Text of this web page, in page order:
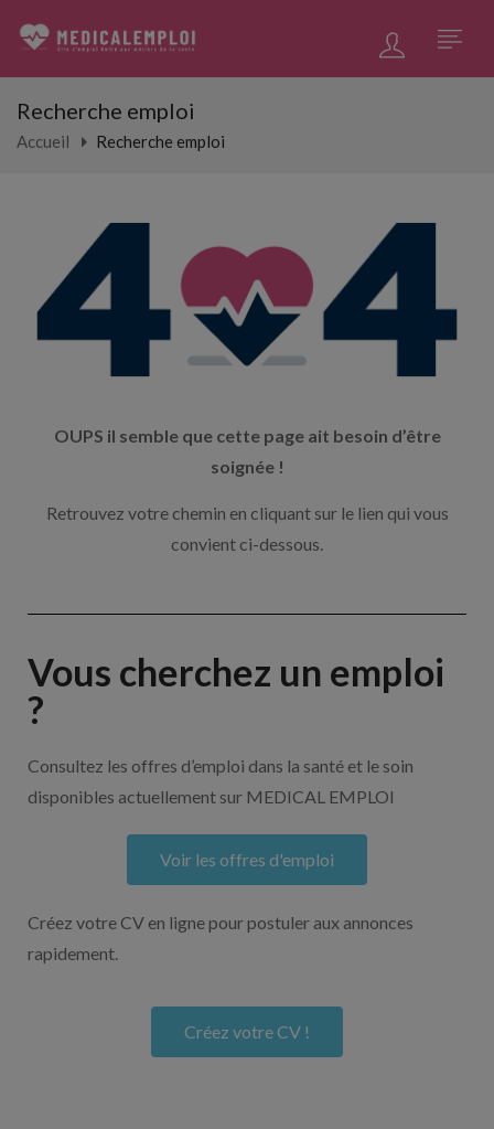
Recherche emploi
Accueil Recherche emploi
OUPS il semble que cette page ait besoin d’être
soignée !
Retrouvez votre chemin en cliquant sur le lien qui vous
convient ci-dessous.
Vous cherchez un emploi
?
Consultez les offres d’emploi dans la santé et le soin
disponibles actuellement sur MEDICAL EMPLOI
Voir les offres d'emploi
Créez votre CV en ligne pour postuler aux annonces
rapidement.
Créez votre CV !